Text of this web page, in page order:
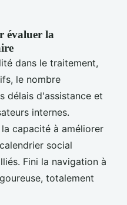
évaluer la
dans le traitement,
le nombre
délais d'assistance et
internes.
capacité à améliorer
social
Fini la navigation à
totalement